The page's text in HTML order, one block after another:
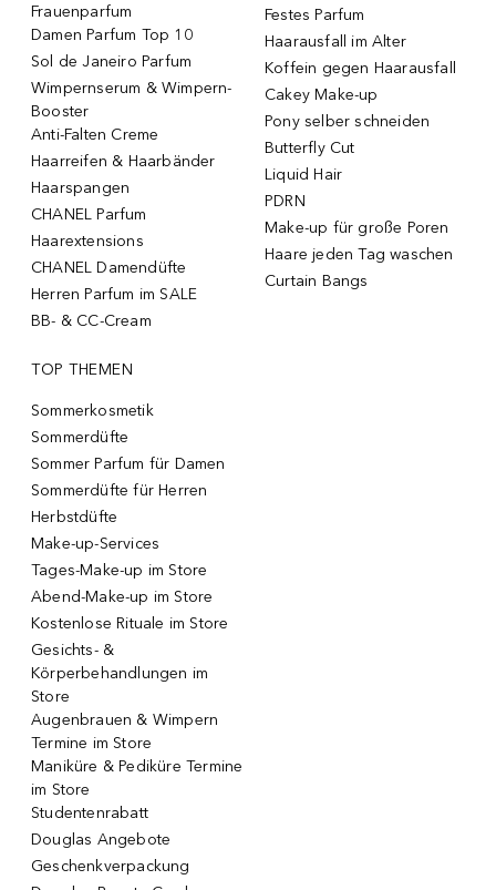
Frauenparfum
Damen Parfum Top 10
Sol de Janeiro Parfum
Wimpernserum & Wimpern-
Booster
Anti-Falten Creme
Haarreifen & Haarbänder
Haarspangen
CHANEL Parfum
Haarextensions
CHANEL Damendüfte
Herren Parfum im SALE
BB- & CC-Cream
Festes Parfum
Haarausfall im Alter
Koffein gegen Haarausfall
Cakey Make-up
Pony selber schneiden
Butterfly Cut
Liquid Hair
PDRN
Make-up für große Poren
Haare jeden Tag waschen
Curtain Bangs
TOP THEMEN
Sommerkosmetik
Sommerdüfte
Sommer Parfum für Damen
Sommerdüfte für Herren
Herbstdüfte
Make-up-Services
Tages-Make-up im Store
Abend-Make-up im Store
Kostenlose Rituale im Store
Gesichts- &
Körperbehandlungen im
Store
Augenbrauen & Wimpern
Termine im Store
Maniküre & Pediküre Termine
im Store
Studentenrabatt
Douglas Angebote
Geschenkverpackung